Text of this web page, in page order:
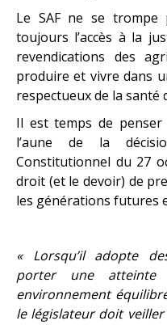
Le SAF ne se trompe
toujours l’accès à la
revendications des
produire et vivre dans
respectueux de la santé
Il est temps de
l’aune de la
Constitutionnel du 27
droit (et le devoir) de
les générations futures
« Lorsqu’il adopte
porter une
environnement
le législateur doit